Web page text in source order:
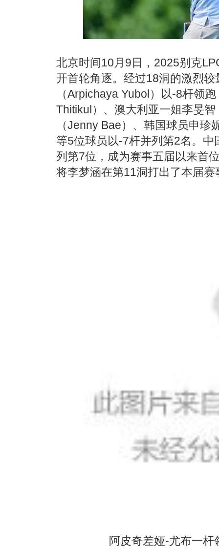
北京时间10月9日，2025别克
开首轮角逐。经过18洞的激烈
（Arpichaya Yubol）以-8杆领
Thitikul）、澳大利亚一姐李旻
（Jenny Bae）、韩国球员申
等5位球员以-7杆并列第2名。
列第7位，成为赛事五届以来首
将李梦涵在第11洞打出了本届
阿皮奇差娅-尤布一杆